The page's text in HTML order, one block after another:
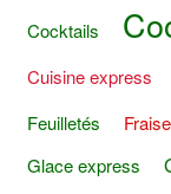
Cocktails
Cuisine express
Feuilletés
Glace express